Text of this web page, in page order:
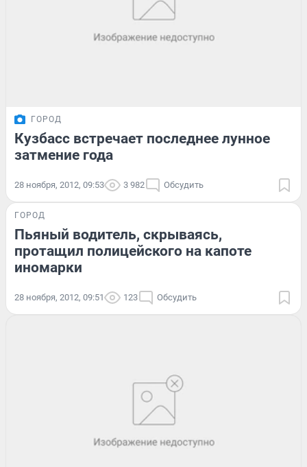
ГОРОД
Кузбасс встречает последнее лунное
затмение года
28 ноября, 2012, 09:53 3 982 Обсудить
ГОРОД
Пьяный водитель, скрываясь,
протащил полицейского на капоте
иномарки
28 ноября, 2012, 09:51 123 Обсудить